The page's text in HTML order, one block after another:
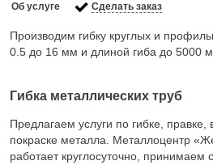
Об услуге Сделать заказ
Производим гибку круглых и
0.5 до 16 мм и длиной гиба до 5000
Гибка металлических труб
Предлагаем услуги по гибке, правке,
покраске металла. Металлоцентр
работает круглосуточно, принимаем